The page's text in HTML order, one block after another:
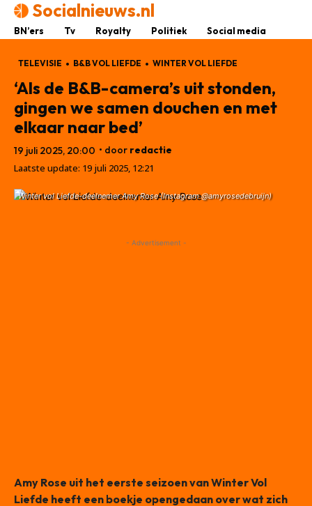
Socialnieuws.nl
BN’ers Tv Royalty Politiek Social media
TELEVISIE B&B VOL LIEFDE WINTER VOL LIEFDE
‘Als de B&B-camera’s uit stonden,
gingen we samen douchen en met
elkaar naar bed’
19 juli 2025, 20:00 • door redactie
Laatste update: 19 juli 2025, 12:21
Winter vol Liefde-deelnemer Amy Rose (Instagram @amyrosedebruijn)
- Advertisement -
Amy Rose uit het eerste seizoen van Winter Vol
Liefde heeft een boekje opengedaan over wat zich